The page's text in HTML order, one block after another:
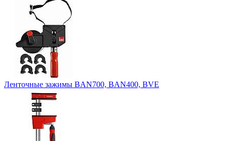
Ленточные зажимы BAN700, BAN400, BVE